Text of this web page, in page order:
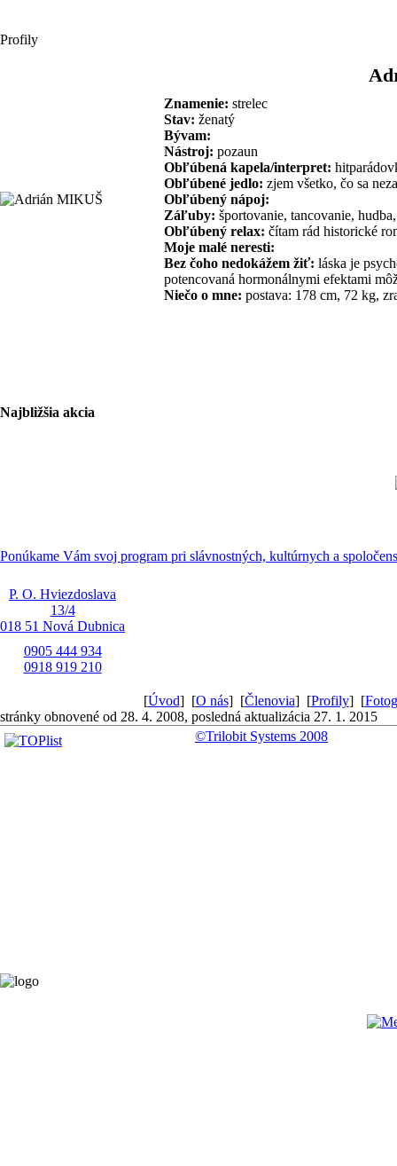
Profily
Znamenie: strelec
Stav: ženatý
Bývam:
Nástroj: pozaun
Obľúbená kapela/interpret:
Obľúbené jedlo: zjem všetko, čo sa
Obľúbený nápoj:
Záľuby: športovanie, tancovanie,
Obľúbený relax: čítam rád historické
Moje malé neresti:
Bez čoho nedokážem žiť: láska je
potencovaná hormonálnymi efektami
Niečo o mne: postava: 178 cm, 72 kg,
Najbližšia akcia
Ponúkame Vám svoj program pri slávnostných, kultúrnych a
P. O. Hviezdoslava
13/4
018 51 Nová Dubnica
0905 444 934
0918 919 210
[Úvod] [O nás] [Členovia] [Profily] [
stránky obnovené od 28. 4. 2008, posledná aktualizácia 27. 1. 2015
©Trilobit Systems 2008